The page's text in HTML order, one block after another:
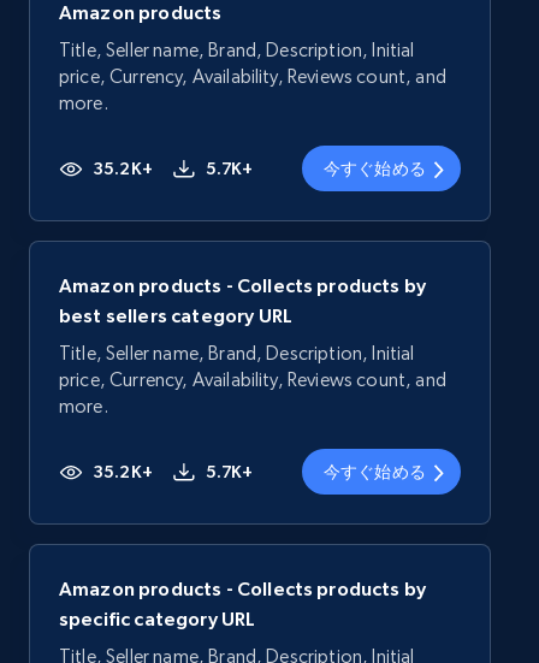
Amazon products
Title, Seller name, Brand, Description, Initial
price, Currency, Availability, Reviews count, and
more.
35.2K+ 5.7K+ 今すぐ始める
Amazon products - Collects products by
best sellers category URL
Title, Seller name, Brand, Description, Initial
price, Currency, Availability, Reviews count, and
more.
35.2K+ 5.7K+ 今すぐ始める
Amazon products - Collects products by
specific category URL
Title, Seller name, Brand, Description, Initial